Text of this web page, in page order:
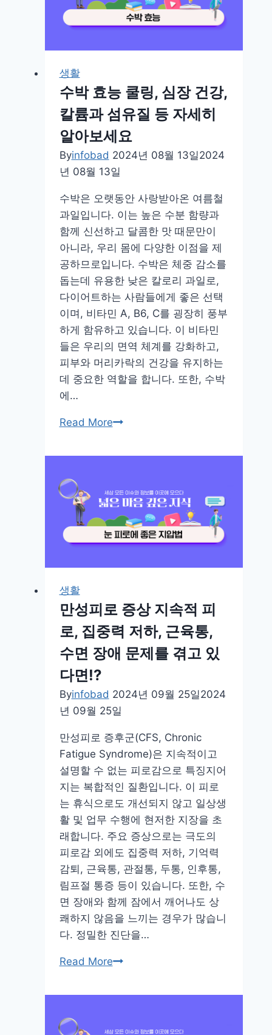
생활
수박 효능 쿨링, 심장 건강,
칼륨과 섬유질 등 자세히
알아보세요
Byinfobad 2024년 08월 13일2024
년 08월 13일
수박은 오랫동안 사랑받아온 여름철
과일입니다. 이는 높은 수분 함량과
함께 신선하고 달콤한 맛 때문만이
아니라, 우리 몸에 다양한 이점을 제
공하므로입니다. 수박은 체중 감소를
돕는데 유용한 낮은 칼로리 과일로,
다이어트하는 사람들에게 좋은 선택
이며, 비타민 A, B6, C를 굉장히 풍부
하게 함유하고 있습니다. 이 비타민
들은 우리의 면역 체계를 강화하고,
피부와 머리카락의 건강을 유지하는
데 중요한 역할을 합니다. 또한, 수박
에…
Read More수
효
쿨
링,
심
장
강,
륨
과
섬
유
자
세
히
알
아
보
세
요
생활
만성피로 증상 지속적 피
로, 집중력 저하, 근육통,
수면 장애 문제를 겪고 있
다면!?
Byinfobad 2024년 09월 25일2024
년 09월 25일
만성피로 증후군(CFS, Chronic
Fatigue Syndrome)은 지속적이고
설명할 수 없는 피로감으로 특징지어
지는 복합적인 질환입니다. 이 피로
는 휴식으로도 개선되지 않고 일상생
활 및 업무 수행에 현저한 지장을 초
래합니다. 주요 증상으로는 극도의
피로감 외에도 집중력 저하, 기억력
감퇴, 근육통, 관절통, 두통, 인후통,
림프절 통증 등이 있습니다. 또한, 수
면 장애와 함께 잠에서 깨어나도 상
쾌하지 않음을 느끼는 경우가 많습니
다. 정밀한 진단을…
Read More만
피